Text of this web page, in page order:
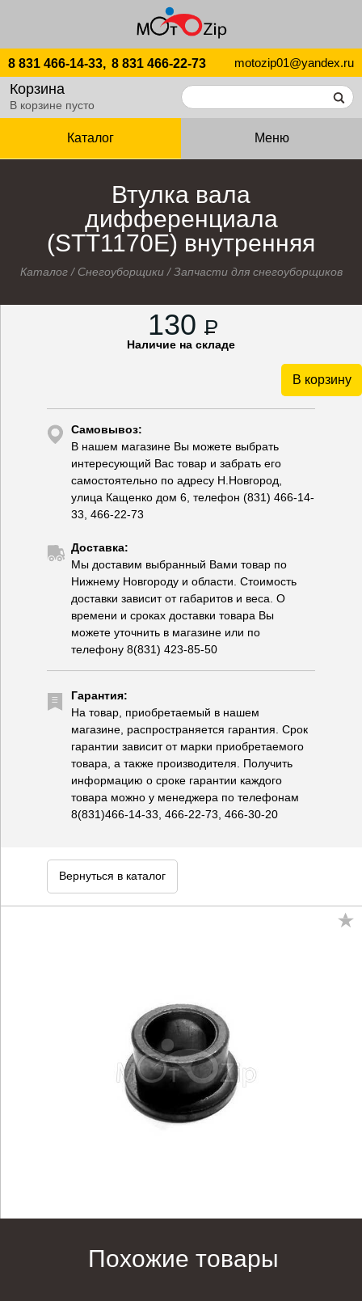
8 831 466-14-33, 8 831 466-22-73 motozip01@yandex.ru
Корзина
В корзине пусто
Каталог Меню
Втулка вала
дифференциала
(STТ1170E) внутренняя
Каталог/ Снегоуборщики/Запчасти для снегоуборщиков
130 P
Наличие на складе
В корзину
Самовывоз:
В нашем магазине Вы можете выбрать
интересующий Вас товар и забрать его
самостоятельно по адресу Н.Новгород,
улица Кащенко дом 6, телефон (831) 466-14-
33, 466-22-73
Доставка:
Мы доставим выбранный Вами товар по
Нижнему Новгороду и области. Стоимость
доставки зависит от габаритов и веса. О
времени и сроках доставки товара Вы
можете уточнить в магазине или по
телефону 8(831) 423-85-50
Гарантия:
На товар, приобретаемый в нашем
магазине, распространяется гарантия. Срок
гарантии зависит от марки приобретаемого
товара, а также производителя. Получить
информацию о сроке гарантии каждого
товара можно у менеджера по телефонам
8(831)466-14-33, 466-22-73, 466-30-20
Вернуться в каталог
Похожие товары